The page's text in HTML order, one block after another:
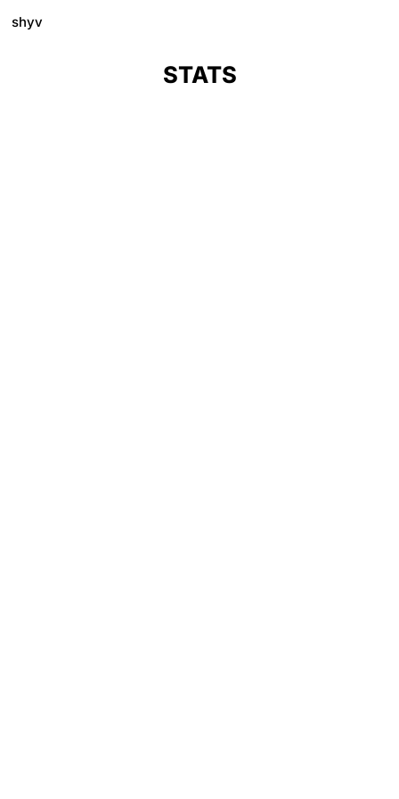
shyv
STATS